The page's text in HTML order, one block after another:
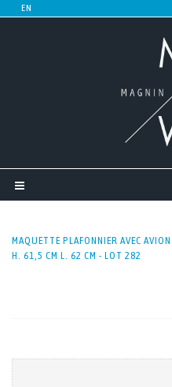
MAQUETTE PLAFONNIER AVEC AVION
H. 61,5 CM L. 62 CM - LOT 282